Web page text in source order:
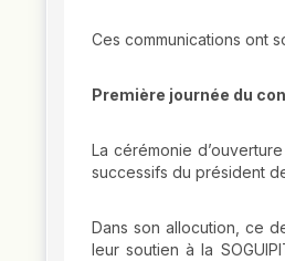
Ces communications ont
Première journée du
La cérémonie
successifs du président
Dans son allocution, ce
leur soutien à la